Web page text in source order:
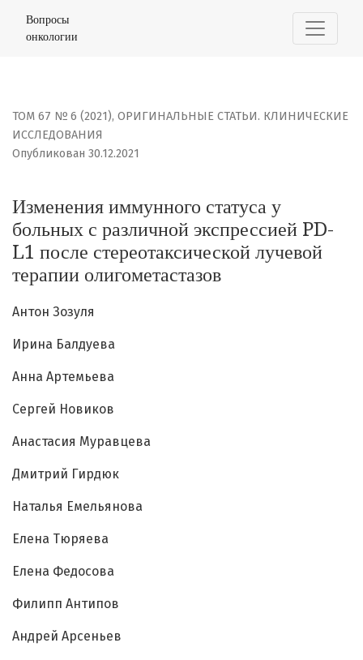
Изменения иммунного статуса у больных с различной
Вопросы
онкологии
ТОМ 67 № 6 (2021), ОРИГИНАЛЬНЫЕ СТАТЬИ. КЛИНИЧЕСКИЕ
ИССЛЕДОВАНИЯ
Изменения иммунного статуса у
больных с различной экспрессией PD-
L1 после стереотаксической лучевой
терапии олигометастазов
Опубликован 30.12.2021
Антон Зозуля
Ирина Балдуева
Анна Артемьева
Сергей Новиков
Анастасия Муравцева
Дмитрий Гирдюк
Наталья Емельянова
Елена Тюряева
Елена Федосова
Филипп Антипов
Андрей Арсеньев